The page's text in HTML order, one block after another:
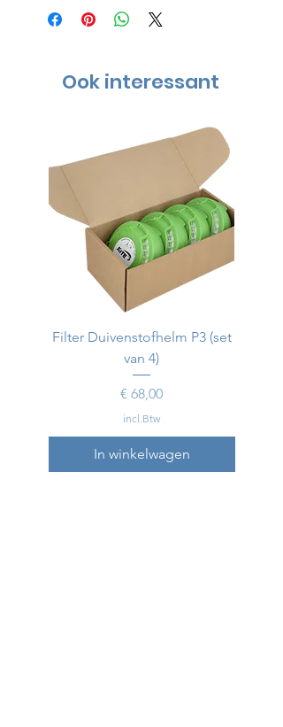
Ook interessant
Filter Duivenstofhelm P3 (set
van 4)
Prijs
€ 68,00
incl.Btw
In winkelwagen